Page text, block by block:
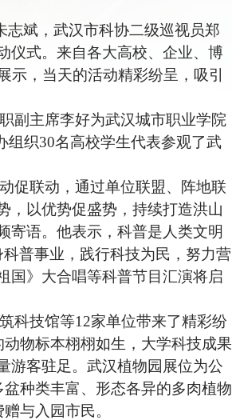
志斌 ， 武汉市科协二级巡视员郑
仪式。来自各大高校、企业、博
示 ， 当天的活动精彩纷呈，吸引
副主席李好为武汉城市职业学院
组织30名高校学生代表参观了武
促联动，通过单位联盟、阵地联
，以优势促盛势，持续打造洪山
寄语。他表示，科普是人类文明
普事业，践行科技为民，努力营
国》 大合唱等科普节目汇演将启
科技馆等12家单位带来了精彩纷
物标本栩栩如生，大学科技成果
客驻足。 武汉植物园展位为公
种类丰富、形态各异的多肉植物
与入园市民。